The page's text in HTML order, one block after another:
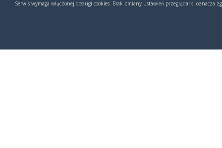
Serwis wymaga włączonej obsługi cookies. Brak zmiany ustawień przeglądarki oznacza